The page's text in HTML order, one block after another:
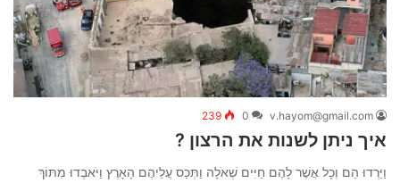
v.hayom@gmail.com
0
239
איך ניתן לשנות את הרצון ?
וַיֵּרְדוּ הֵם וְכָל אֲשֶׁר לָהֶם חַיִּים שְׁאֹלָה וַתְּכַס עֲלֵיהֶם הָאָרֶץ וַיֹּאבְדוּ מִתּוֹךְ